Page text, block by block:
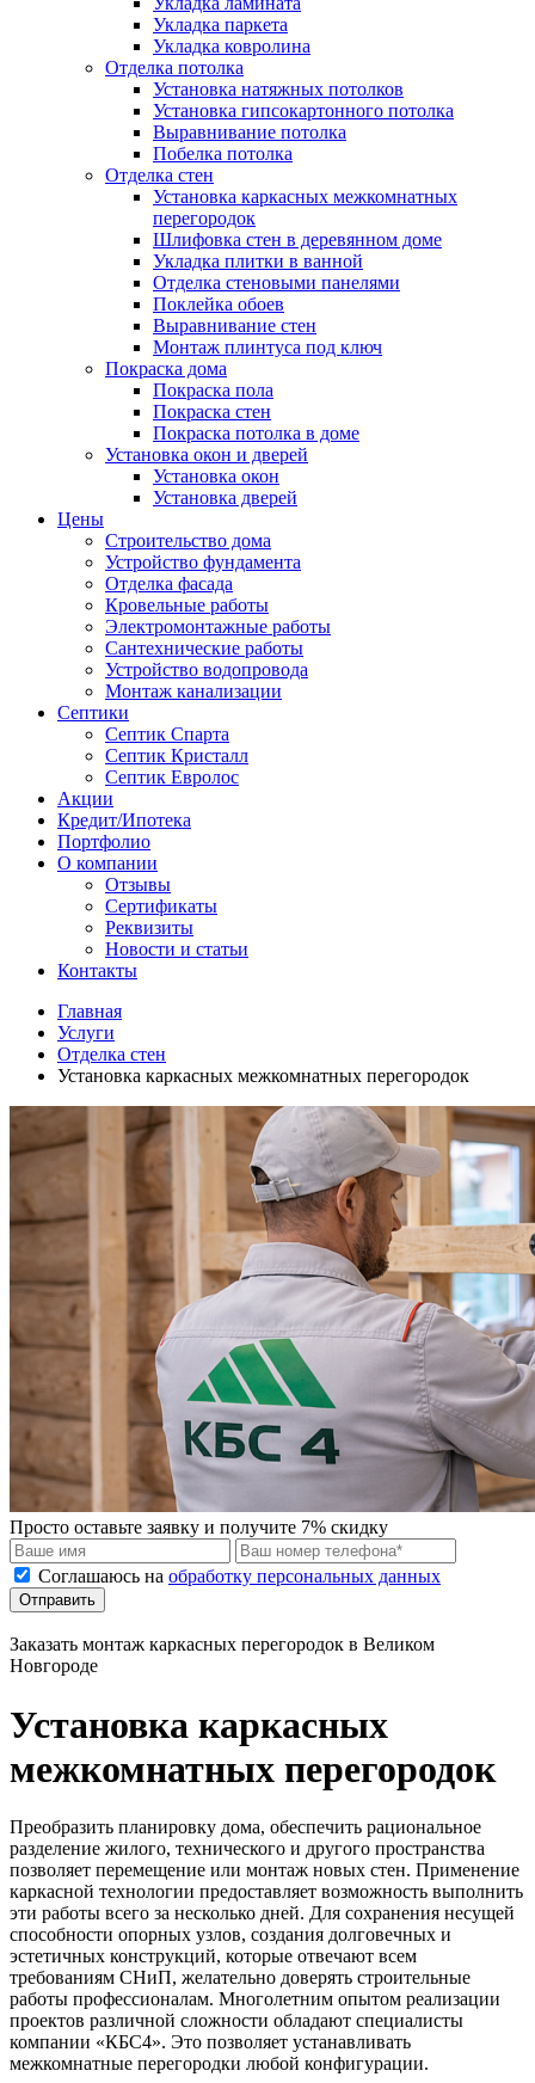
Укладка паркета
Укладка ковролина
Отделка потолка
Установка натяжных потолков
Установка гипсокартонного потолка
Выравнивание потолка
Побелка потолка
Отделка стен
Установка каркасных межкомнатных
перегородок
Шлифовка стен в деревянном доме
Укладка плитки в ванной
Отделка стеновыми панелями
Поклейка обоев
Выравнивание стен
Монтаж плинтуса под ключ
Покраска дома
Покраска пола
Покраска стен
Покраска потолка в доме
Установка окон и дверей
Установка окон
Установка дверей
Цены
Строительство дома
Устройство фундамента
Отделка фасада
Кровельные работы
Электромонтажные работы
Сантехнические работы
Устройство водопровода
Монтаж канализации
Септики
Септик Спарта
Септик Кристалл
Септик Евролос
Акции
Кредит/Ипотека
Портфолио
О компании
Отзывы
Сертификаты
Реквизиты
Новости и статьи
Контакты
Главная
Услуги
Отделка стен
Установка каркасных межкомнатных перегородок
Просто оставьте заявку и получите 7% скидку
Соглашаюсь на обработку персональных данных
Отправить
Заказать монтаж каркасных перегородок в Великом
Новгороде
Установка каркасных
межкомнатных перегородок
Преобразить планировку дома, обеспечить рациональное
разделение жилого, технического и другого пространства
позволяет перемещение или монтаж новых стен. Применение
каркасной технологии предоставляет возможность выполнить
эти работы всего за несколько дней. Для сохранения несущей
способности опорных узлов, создания долговечных и
эстетичных конструкций, которые отвечают всем
требованиям СНиП, желательно доверять строительные
работы профессионалам. Многолетним опытом реализации
проектов различной сложности обладают специалисты
компании «КБС4». Это позволяет устанавливать
межкомнатные перегородки любой конфигурации.